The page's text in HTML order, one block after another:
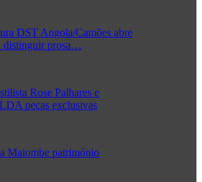
DST Angola/Camões abre
distinguir prosa…
Rose Palhares e
peças exclusivas
Maiombe património